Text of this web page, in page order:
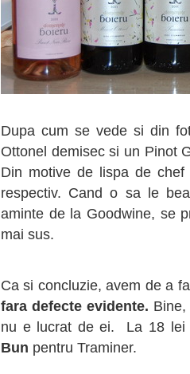
Dupa cum se vede si din
Ottonel demisec si un Pinot
Din motive de lispa de chef
respectiv. Cand o sa le
aminte de la Goodwine, se
mai sus.
Ca si concluzie, avem de a
fara defecte evidente.
nu e lucrat de ei. La 18 lei
Bun pentru Traminer.